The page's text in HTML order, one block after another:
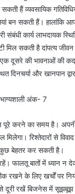
सकती हैं व्यवसायिक
बन सकती हैं। हालांकि
संबंधी कार्य लाभदायक
मिल सकती है दांपत्य
दूसरे की भावनाओं की
दिनचर्या और खानपान
अंक- 7
करने का समय है। अपनी
मिलेगा। रिश्तेदारों से
बेहतर कर सकती है।
फालतू बातों में ध्यान न
रखने के लिए खर्चों पर
से दूरी रखें बिजनेस में